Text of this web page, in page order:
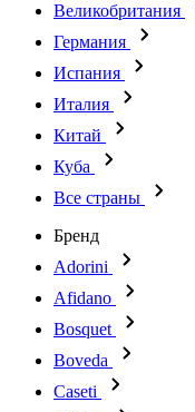
Великобритания
Германия
Испания
Италия
Китай
Куба
Все страны
Бренд
Adorini
Afidano
Bosquet
Boveda
Caseti